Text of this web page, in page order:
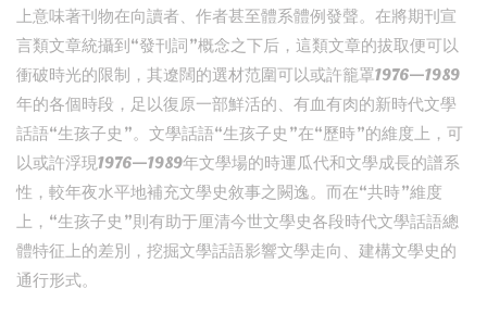
上意味著刊物在向讀者、作者甚至體系體例發聲。在將期刊宣
言類文章統攝到“發刊詞”概念之下后，這類文章的拔取便可以
衝破時光的限制，其遼闊的選材范圍可以或許籠罩1976—1989
年的各個時段，足以復原一部鮮活的、有血有肉的新時代文學
話語“生孩子史”。文學話語“生孩子史”在“歷時”的維度上，可
以或許浮現1976—1989年文學場的時運瓜代和文學成長的譜系
性，較年夜水平地補充文學史敘事之闕逸。而在“共時”維度
上，“生孩子史”則有助于厘清今世文學史各段時代文學話語總
體特征上的差別，挖掘文學話語影響文學走向、建構文學史的
通行形式。